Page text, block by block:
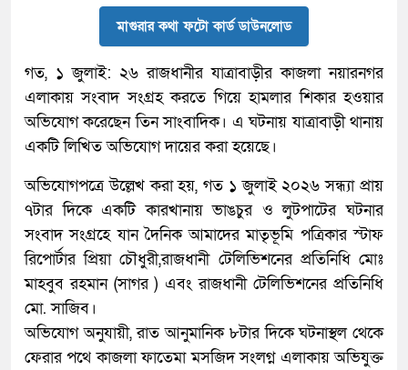
মাগুরার কথা ফটো কার্ড ডাউনলোড
গত, ১ জুলাই: ২৬ রাজধানীর যাত্রাবাড়ীর কাজলা নয়ারনগর
এলাকায় সংবাদ সংগ্রহ করতে গিয়ে হামলার শিকার হওয়ার
অভিযোগ করেছেন তিন সাংবাদিক। এ ঘটনায় যাত্রাবাড়ী থানায়
একটি লিখিত অভিযোগ দায়ের করা হয়েছে।
অভিযোগপত্রে উল্লেখ করা হয়, গত ১ জুলাই ২০২৬ সন্ধ্যা প্রায়
৭টার দিকে একটি কারখানায় ভাঙচুর ও লুটপাটের ঘটনার
সংবাদ সংগ্রহে যান দৈনিক আমাদের মাতৃভূমি পত্রিকার স্টাফ
রিপোর্টার প্রিয়া চৌধুরী,রাজধানী টেলিভিশনের প্রতিনিধি মোঃ
মাহবুব রহমান (সাগর ) এবং রাজধানী টেলিভিশনের প্রতিনিধি
মো. সাজিব।
অভিযোগ অনুযায়ী, রাত আনুমানিক ৮টার দিকে ঘটনাস্থল থেকে
ফেরার পথে কাজলা ফাতেমা মসজিদ সংলগ্ন এলাকায় অভিযুক্ত